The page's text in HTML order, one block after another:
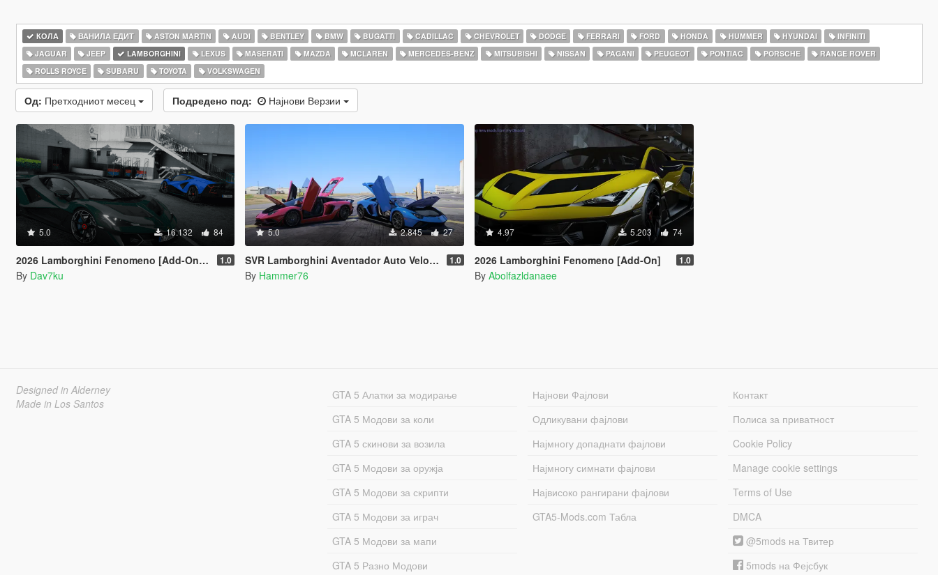
КОЛА ВАНИЛА ЕДИТ ASTON MARTIN AUDI BENTLEY BMW BUGATTI CADILLAC CHEVROLET DODGE FERRARI FORD HONDA HUMMER HYUNDAI
INFINITI
JAGUAR
JEEP LAMBORGHINI LEXUS MASERATI MAZDA MCLAREN MERCEDES-BENZ MITSUBISHI NISSAN PAGANI PEUGEOT PONTIAC PORSCHE
RANGE ROVER
ROLLS ROYCE
SUBARU TOYOTA VOLKSWAGEN
Од: Претходниот месец Подредено под: Најнови Верзии
5.0 16.132 84
2026 Lamborghini Fenomeno [Add-On | Extras] 1.0
By Dav7ku
5.0 2.845 27
SVR Lamborghini Aventador Auto Veloce & Lamborghini Aventador LP780-4 Ultimae [Add-On | Legacy | Enhanced] 1.0
By Hammer76
4.97 5.203 74
2026 Lamborghini Fenomeno [Add-On] 1.0
By Abolfazldanaee
Designed in Alderney
Made in Los Santos
GTA 5 Алатки за модирање
GTA 5 Модови за коли
GTA 5 скинови за возила
GTA 5 Модови за оружја
GTA 5 Модови за скрипти
GTA 5 Модови за играч
GTA 5 Модови за мапи
GTA 5 Разно Модови
Најнови Фајлови
Одликувани фајлови
Најмногу допаднати фајлови
Најмногу симнати фајлови
Највисоко рангирани фајлови
GTA5-Mods.com Табла
Контакт
Полиса за приватност
Cookie Policy
Manage cookie settings
Terms of Use
DMCA
@5mods на Твитер
5mods на Фејсбук